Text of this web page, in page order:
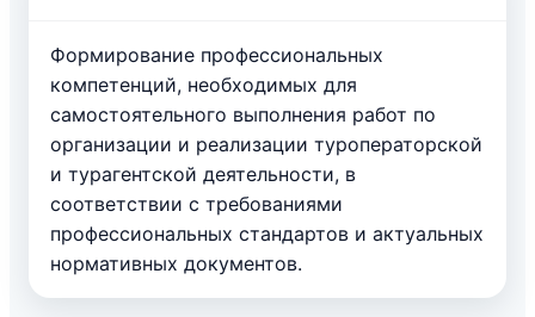
Формирование профессиональных
компетенций, необходимых для
самостоятельного выполнения работ по
организации и реализации туроператорской
и турагентской деятельности, в
соответствии с требованиями
профессиональных стандартов и актуальных
нормативных документов.